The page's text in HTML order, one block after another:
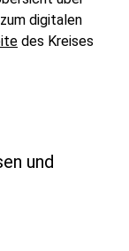
digitalen
des Kreises
und